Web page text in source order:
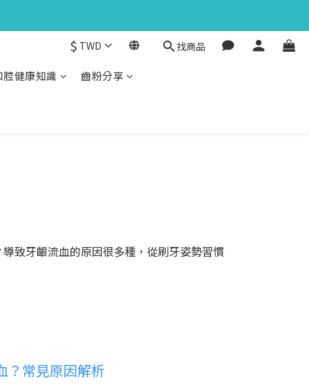
$ TWD 找商品
腔健康知識 齒粉分享
致牙齦流血的原因很多種，從刷牙姿勢習慣
？常見原因解析